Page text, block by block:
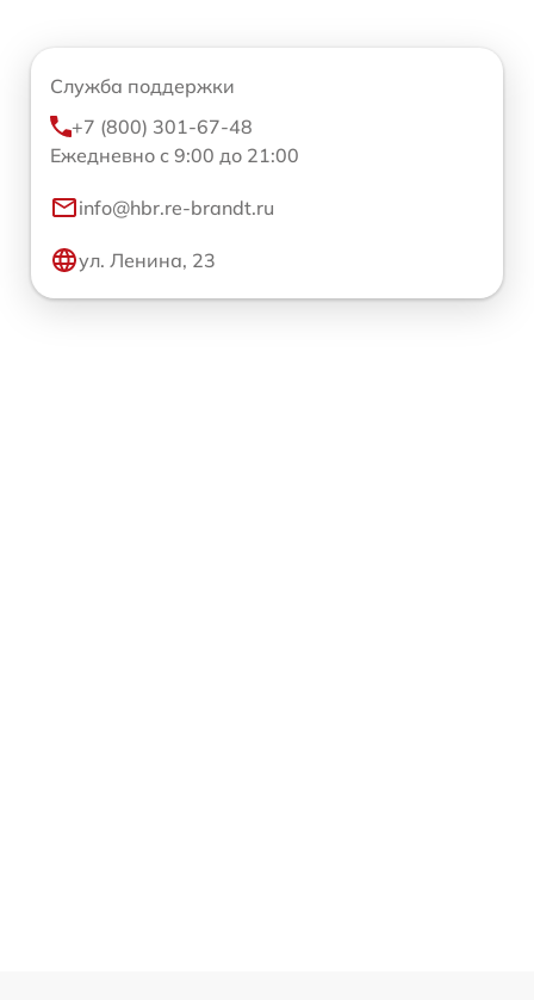
Служба поддержки
+7 (800) 301-67-48
Ежедневно с 9:00 до 21:00
info@hbr.re-brandt.ru
ул. Ленина, 23